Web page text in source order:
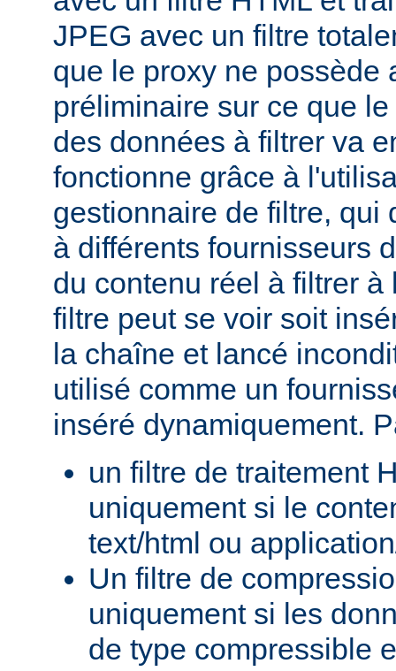
JPEG avec un filtre
que le proxy ne possède
préliminaire sur ce que
des données à filtrer va
fonctionne grâce à
gestionnaire de filtre, qui
à différents fournisseurs
du contenu réel à filtrer à
filtre peut se voir soit
la chaîne et lancé
utilisé comme un
inséré dynamiquement.
un filtre de traitement
uniquement si le
text/html ou
Un filtre de
uniquement si les
de type compressible